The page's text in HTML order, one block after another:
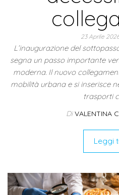
23 Aprile
L’inaugurazione del
segna un passo importante
moderna. Il nuovo
mobilità urbana e si inserisce
trasporti
Di VALENTINA
Leggi